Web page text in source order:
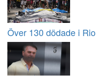
Över 130 dödade i Rio